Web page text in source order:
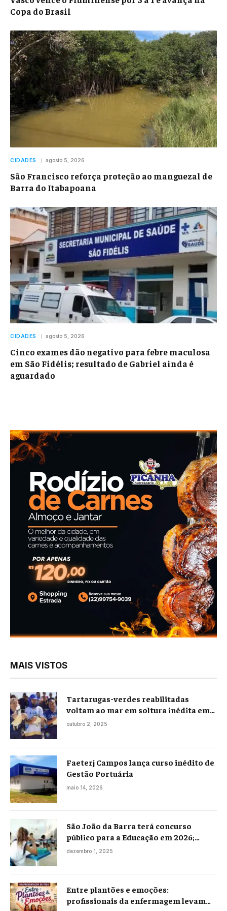
Copa do Brasil
CIDADES agosto 5, 2026
São Francisco reforça proteção ao manguezal de
Barra do Itabapoana
CIDADES agosto 5, 2026
Cinco exames dão negativo para febre maculosa
em São Fidélis; resultado de Gabriel ainda é
aguardado
MAIS VISTOS
Tartarugas-verdes reabilitadas
voltam ao mar em soltura inédita em
Praia Seca
outubro 2, 2025
Faeterj Campos lança curso inédito de
Gestão Portuária
maio 14, 2026
São João da Barra terá concurso
público para a Educação em 2026;
projeto já está na Câmara
dezembro 1, 2025
Entre plantões e emoções:
profissionais da enfermagem levam